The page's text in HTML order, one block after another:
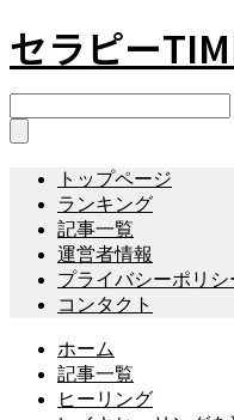
セラピー
トップページ
ランキング
記事一覧
運営者情報
プライバシーポリシ
コンタクト
ホーム
記事一覧
ヒーリング